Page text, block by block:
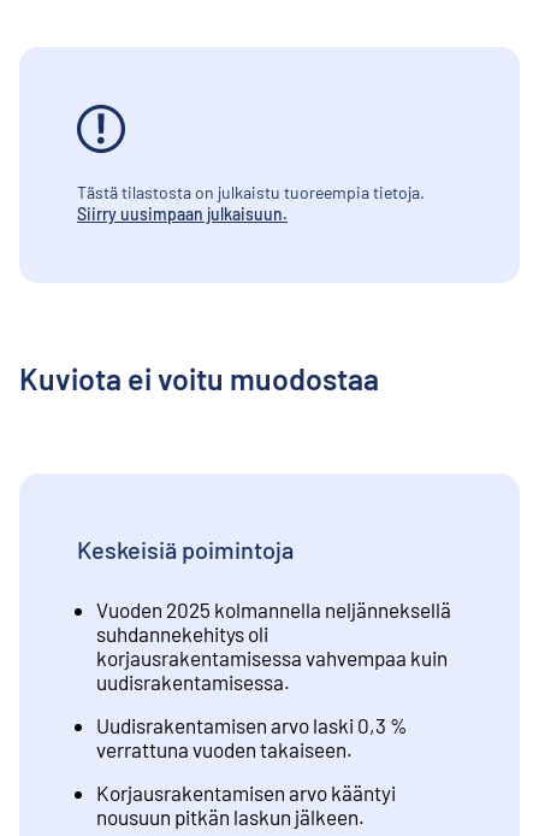
Tästä tilastosta on julkaistu tuoreempia tietoja.
Siirry uusimpaan julkaisuun.
Kuviota ei voitu muodostaa
Keskeisiä poimintoja
Vuoden 2025 kolmannella neljänneksellä
suhdannekehitys oli
korjausrakentamisessa vahvempaa kuin
uudisrakentamisessa.
Uudisrakentamisen arvo laski 0,3 %
verrattuna vuoden takaiseen.
Korjausrakentamisen arvo kääntyi
nousuun pitkän laskun jälkeen.